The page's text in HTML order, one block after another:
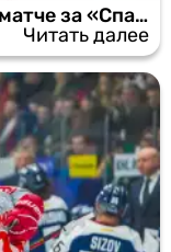
Ковальчук забил в первом же матче за «Спартак»
Читать далее